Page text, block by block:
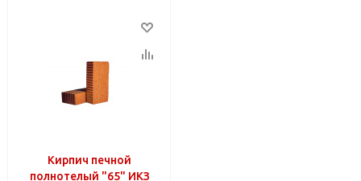
Кирпич печной
полнотелый "65" ИКЗ